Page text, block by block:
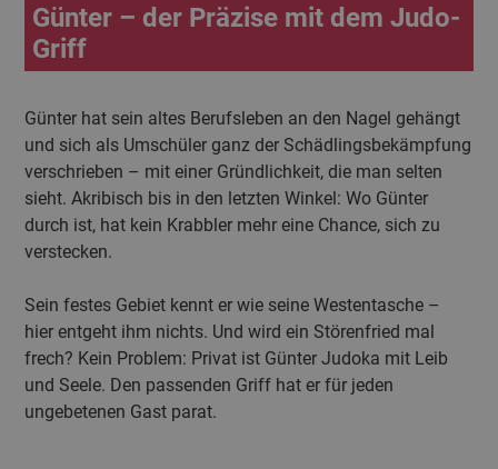
Günter – der Präzise mit dem Judo-
Griff
Günter hat sein altes Berufsleben an den Nagel gehängt
und sich als Umschüler ganz der Schädlingsbekämpfung
verschrieben – mit einer Gründlichkeit, die man selten
sieht. Akribisch bis in den letzten Winkel: Wo Günter
durch ist, hat kein Krabbler mehr eine Chance, sich zu
verstecken.
Sein festes Gebiet kennt er wie seine Westentasche –
hier entgeht ihm nichts. Und wird ein Störenfried mal
frech? Kein Problem: Privat ist Günter Judoka mit Leib
und Seele. Den passenden Griff hat er für jeden
ungebetenen Gast parat.